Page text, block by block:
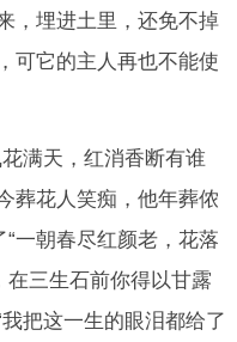
，埋进土里，还免不掉
可它的主人再也不能使
满天，红消香断有谁
葬花人笑痴，他年葬侬
一朝春尽红颜老，花落
在三生石前你得以甘露
把这一生的眼泪都给了